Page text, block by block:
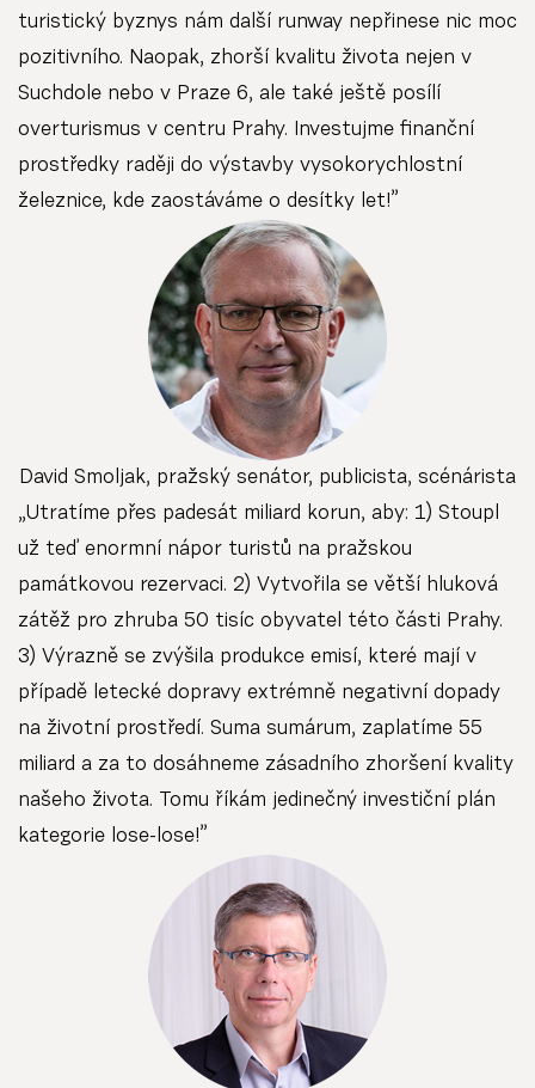
turistický byznys nám další runway nepřinese nic moc
pozitivního. Naopak, zhorší kvalitu života nejen v
Suchdole nebo v Praze 6, ale také ještě posílí
overturismus v centru Prahy. Investujme finanční
prostředky raději do výstavby vysokorychlostní
železnice, kde zaostáváme o desítky let!”
David Smoljak, pražský senátor, publicista, scénárista
„Utratíme přes padesát miliard korun, aby: 1) Stoupl
už teď enormní nápor turistů na pražskou
památkovou rezervaci. 2) Vytvořila se větší hluková
zátěž pro zhruba 50 tisíc obyvatel této části Prahy.
3) Výrazně se zvýšila produkce emisí, které mají v
případě letecké dopravy extrémně negativní dopady
na životní prostředí. Suma sumárum, zaplatíme 55
miliard a za to dosáhneme zásadního zhoršení kvality
našeho života. Tomu říkám jedinečný investiční plán
kategorie lose-lose!”